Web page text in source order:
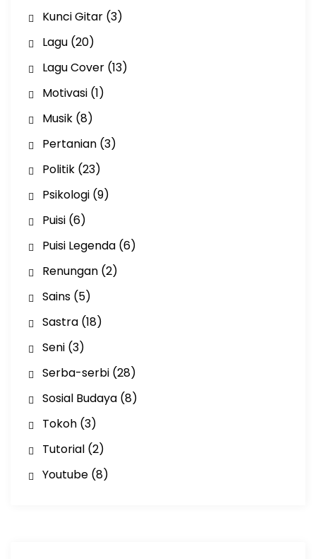
Kunci Gitar(3)
Lagu(20)
Lagu Cover(13)
Motivasi(1)
Musik(8)
Pertanian(3)
Politik(23)
Psikologi(9)
Puisi(6)
Puisi Legenda(6)
Renungan(2)
Sains(5)
Sastra(18)
Seni(3)
Serba-serbi(28)
Sosial Budaya(8)
Tokoh(3)
Tutorial(2)
Youtube(8)